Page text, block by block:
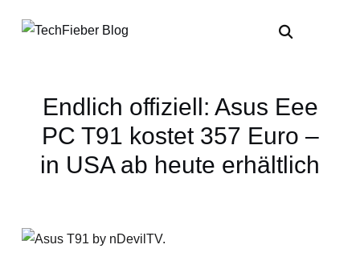
Endlich offiziell: Asus Eee
PC T91 kostet 357 Euro –
in USA ab heute erhältlich